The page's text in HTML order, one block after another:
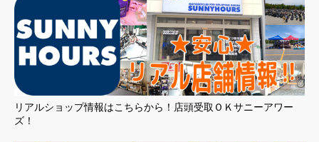
リアルショップ情報はこちらから！店頭受取ＯＫサニーアワー
ズ！